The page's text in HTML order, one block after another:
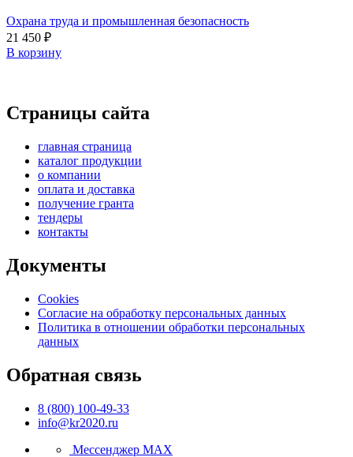
Охрана труда и промышленная безопасность
21 450 ₽
В корзину
Страницы сайта
главная страница
каталог продукции
о компании
оплата и доставка
получение гранта
тендеры
контакты
Документы
Cookies
Согласие на обработку персональных данных
Политика в отношении обработки персональных
данных
Обратная связь
8 (800) 100-49-33
info@kr2020.ru
Мессенджер MAX